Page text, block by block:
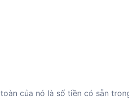
của nó là số tiền có sẵn